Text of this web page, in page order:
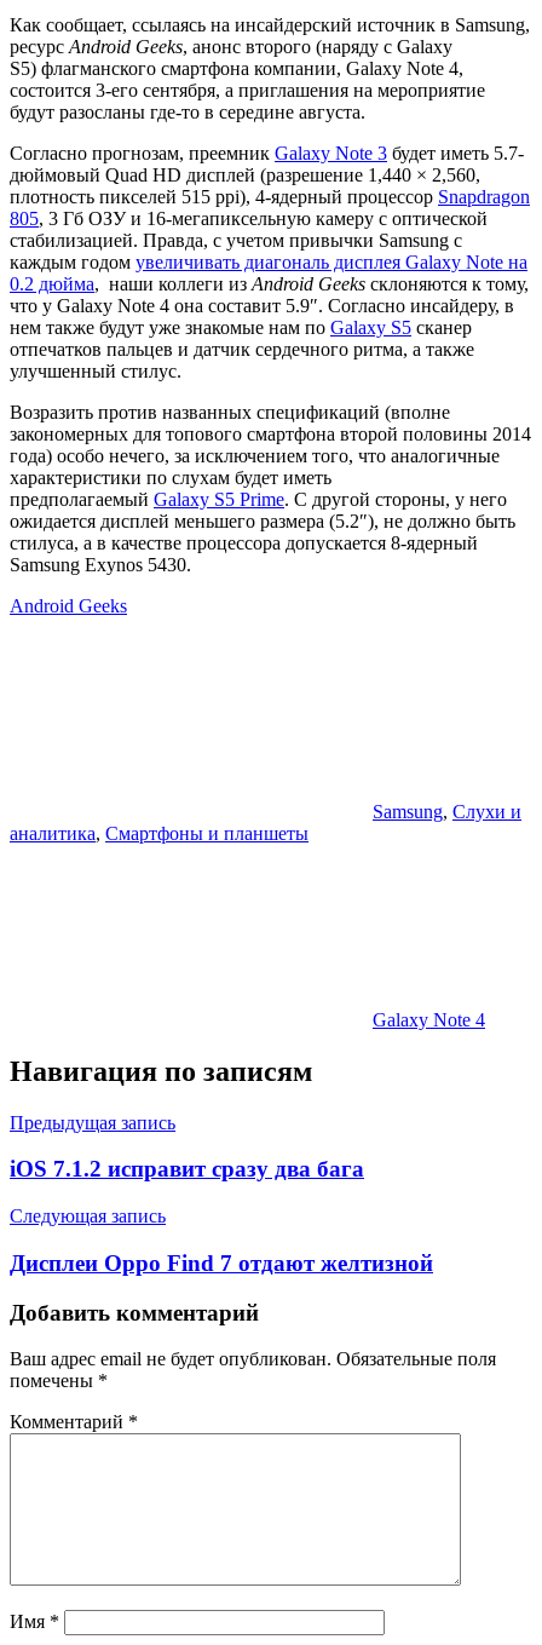
Как сообщает, ссылаясь на инсайдерский источник в Samsung,
ресурс Android Geeks, анонс второго (наряду с Galaxy
S5) флагманского смартфона компании, Galaxy Note 4,
состоится 3-его сентября, а приглашения на мероприятие
будут разосланы где-то в середине августа.
Согласно прогнозам, преемник Galaxy Note 3 будет иметь 5.7-
дюймовый Quad HD дисплей (разрешение 1,440 × 2,560,
плотность пикселей 515 ppi), 4-ядерный процессор Snapdragon
805, 3 Гб ОЗУ и 16-мегапиксельную камеру с оптической
стабилизацией. Правда, с учетом привычки Samsung с
каждым годом увеличивать диагональ дисплея Galaxy Note на
0.2 дюйма, наши коллеги из Android Geeks склоняются к тому,
что у Galaxy Note 4 она составит 5.9″. Согласно инсайдеру, в
нем также будут уже знакомые нам по Galaxy S5 сканер
отпечатков пальцев и датчик сердечного ритма, а также
улучшенный стилус.
Возразить против названных спецификаций (вполне
закономерных для топового смартфона второй половины 2014
года) особо нечего, за исключением того, что аналогичные
характеристики по слухам будет иметь
предполагаемый Galaxy S5 Prime. С другой стороны, у него
ожидается дисплей меньшего размера (5.2″), не должно быть
стилуса, а в качестве процессора допускается 8-ядерный
Samsung Exynos 5430.
Android Geeks
Samsung, Слухи и
аналитика, Смартфоны и планшеты
Galaxy Note 4
Навигация по записям
Предыдущая запись
iOS 7.1.2 исправит сразу два бага
Следующая запись
Дисплеи Oppo Find 7 отдают желтизной
Добавить комментарий
Ваш адрес email не будет опубликован. Обязательные поля
помечены *
Комментарий *
Имя *